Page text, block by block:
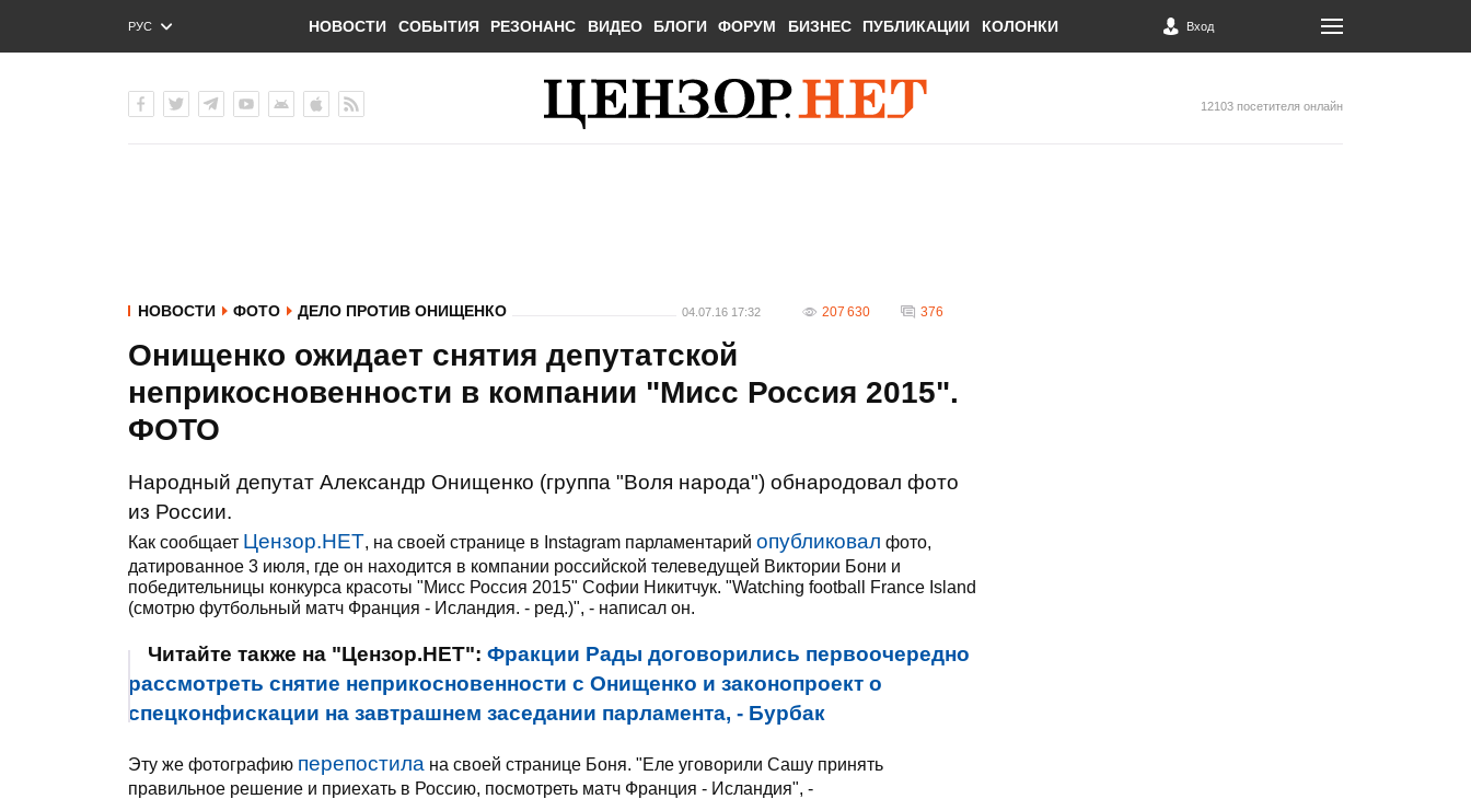
РУС
ENG
НОВОСТИ СОБЫТИЯ РЕЗОНАНС ВИДЕО БЛОГИ ФОРУМ БИЗНЕС ПУБЛИКАЦИИ КОЛОНКИ Вход
12103 посетителя онлайн
НОВОСТИ ФОТО ДЕЛО ПРОТИВ ОНИЩЕНКО 04.07.16 17:32 207 630 376
Онищенко ожидает снятия депутатской
неприкосновенности в компании "Мисс Россия 2015".
ФОТО
Народный депутат Александр Онищенко (группа "Воля народа") обнародовал фото
из России.
Как сообщает Цензор.НЕТ, на своей странице в Instagram парламентарий опубликовал фото,
датированное 3 июля, где он находится в компании российской телеведущей Виктории Бони и
победительницы конкурса красоты "Мисс Россия 2015" Софии Никитчук. "Watching football France Island
(смотрю футбольный матч Франция - Исландия. - ред.)", - написал он.
Читайте также на "Цензор.НЕТ": Фракции Рады договорились первоочередно
рассмотреть снятие неприкосновенности с Онищенко и законопроект о
спецконфискации на завтрашнем заседании парламента, - Бурбак
Эту же фотографию перепостила на своей странице Боня. "Еле уговорили Сашу принять
правильное решение и приехать в Россию, посмотреть матч Франция - Исландия", -